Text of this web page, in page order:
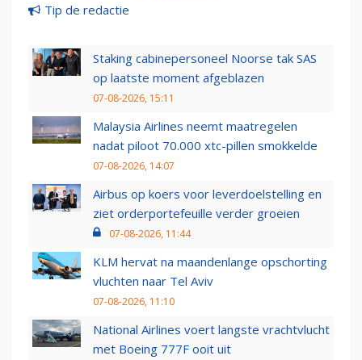
Tip de redactie
Staking cabinepersoneel Noorse tak SAS
op laatste moment afgeblazen
07-08-2026, 15:11
Malaysia Airlines neemt maatregelen
nadat piloot 70.000 xtc-pillen smokkelde
07-08-2026, 14:07
Airbus op koers voor leverdoelstelling en
ziet orderportefeuille verder groeien
07-08-2026, 11:44
KLM hervat na maandenlange opschorting
vluchten naar Tel Aviv
07-08-2026, 11:10
National Airlines voert langste vrachtvlucht
met Boeing 777F ooit uit